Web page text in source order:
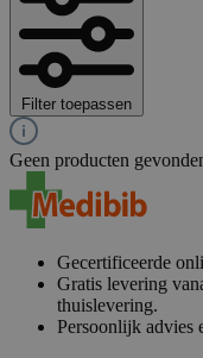
Filter toepassen
Geen producten
Gecertificeerde
Gratis levering
thuislevering.
Persoonlijk advies